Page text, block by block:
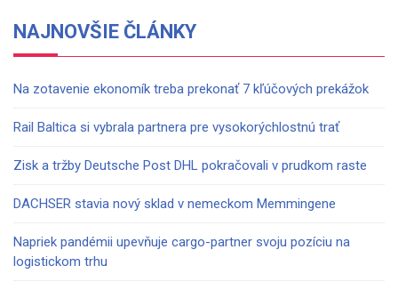
NAJNOVŠIE ČLÁNKY
Na zotavenie ekonomík treba prekonať 7 kľúčových prekážok
Rail Baltica si vybrala partnera pre vysokorýchlostnú trať
Zisk a tržby Deutsche Post DHL pokračovali v prudkom raste
DACHSER stavia nový sklad v nemeckom Memmingene
Napriek pandémii upevňuje cargo-partner svoju pozíciu na
logistickom trhu